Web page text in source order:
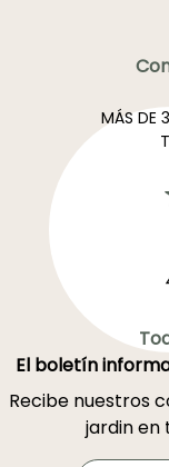
MÁS DE
El boletín
Recibe nuestros
jardin en